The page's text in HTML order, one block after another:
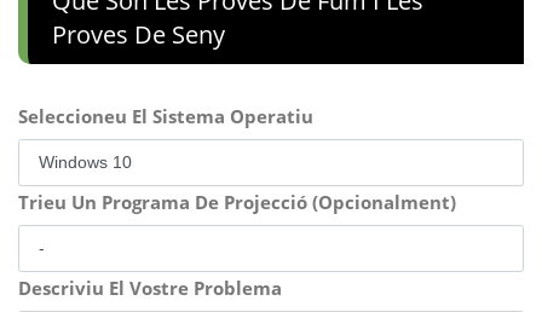
Proves De Seny
Seleccioneu El Sistema Operatiu
Trieu Un Programa De Projecció (Opcionalment)
Descriviu El Vostre Problema